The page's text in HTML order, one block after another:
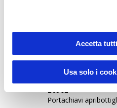
Accetta
Usa solo i
Novità
26902
Portachiavi